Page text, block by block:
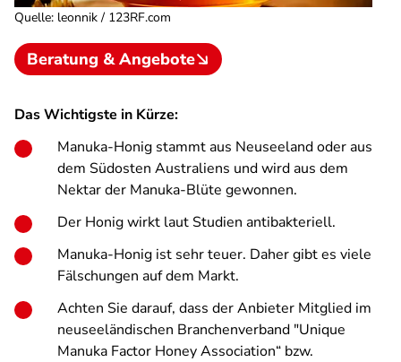
Quelle: leonnik / 123RF.com
Beratung & Angebote
Das Wichtigste in Kürze:
Manuka-Honig stammt aus Neuseeland oder aus
dem Südosten Australiens und wird aus dem
Nektar der Manuka-Blüte gewonnen.
Der Honig wirkt laut Studien antibakteriell.
Manuka-Honig ist sehr teuer. Daher gibt es viele
Fälschungen auf dem Markt.
Achten Sie darauf, dass der Anbieter Mitglied im
neuseeländischen Branchenverband "Unique
Manuka Factor Honey Association“ bzw.